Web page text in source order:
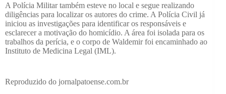
A Polícia Militar também esteve no local e segue realizando
diligências para localizar os autores do crime. A Polícia Civil já
iniciou as investigações para identificar os responsáveis e
esclarecer a motivação do homicídio. A área foi isolada para os
trabalhos da perícia, e o corpo de Waldemir foi encaminhado ao
Instituto de Medicina Legal (IML).
Reproduzido do jornalpatoense.com.br